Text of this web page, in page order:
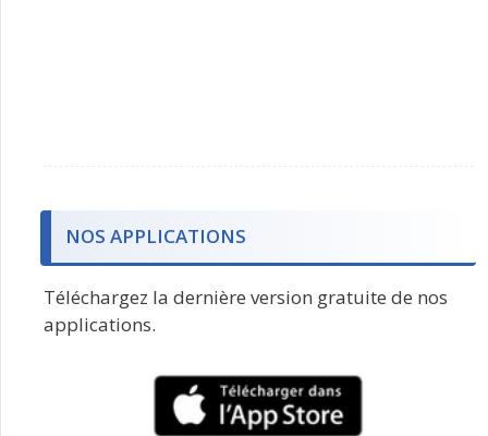
NOS APPLICATIONS
Téléchargez la dernière version gratuite de nos
applications.